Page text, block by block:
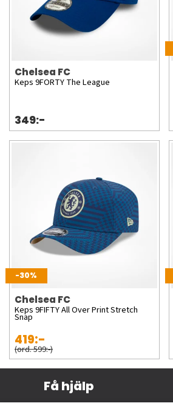
Chelsea FC
Keps 9FORTY The League
349:-
-30%
Chelsea FC
Keps 9FIFTY All Over Print Stretch
Snap
419:-
(ord. 599:-)
Få hjälp